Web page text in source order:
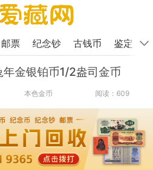
邮票 纪念钞 古钱币 鉴定
金银铂币1/2盎司金币
本色金币 阅读：609